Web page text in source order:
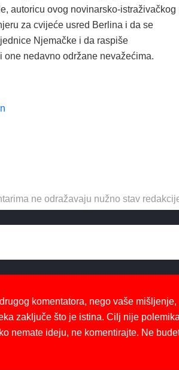
autoricu ovog novinarsko-istraživačkog
za cvijeće usred Berlina i da se
Njemačke i da raspiše
nedavno održane nevažećima.
ne odražavaju nužno stav
komentatora, nego vaše mišljenje,
zaključe što je istina. Cilj nije
nemate ideju, ne komentirajte. Ne